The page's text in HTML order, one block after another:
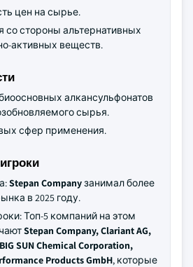
цен на сырье.
со стороны альтернативных
активных веществ.
алкансульфонатов
сырья.
сфер применения.
Stepan Companyзанимал более
в 2025 году.
Топ-5 компаний на этом
Stepan Company, Clariant AG,
BIG SUN Chemical Corporation,
Products GmbH, которые